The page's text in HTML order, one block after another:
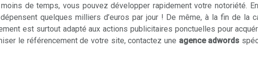
de temps, vous pouvez développer rapidement votre notoriété.
quelques milliers d’euros par jour ! De même, à la fin de la
est surtout adapté aux actions publicitaires ponctuelles pour
le référencement de votre site, contactez une agence adwords